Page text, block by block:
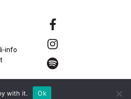
info
with it.
Ok